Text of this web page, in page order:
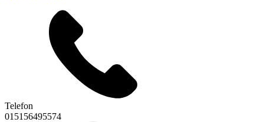
Telefon
015156495574